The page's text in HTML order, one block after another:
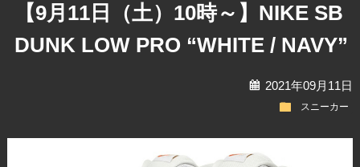
【9月11日（土）10時～】NIKE SB
DUNK LOW PRO “WHITE / NAVY”
calendar2021年09月11日
folder スニーカー